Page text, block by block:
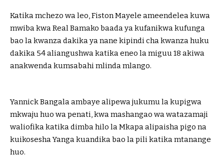
Katika mchezo wa leo, Fiston Mayele ameendelea kuwa
mwiba kwa Real Bamako baada ya kufanikwa kufunga
bao la kwanza dakika ya nane kipindi cha kwanza huku
dakika 54 aliangushwa katika eneo la miguu 18 akiwa
anakwenda kumsabahi mlinda mlango.
Yannick Bangala ambaye alipewa jukumu la kupigwa
mkwaju huo wa penati, kwa mashangao wa watazamaji
waliofika katika dimba hilo la Mkapa alipaisha pigo na
kuikosesha Yanga kuandika bao la pili katika mtanange
huo.